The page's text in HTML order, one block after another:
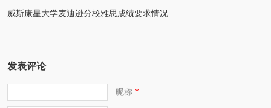
威斯康星大学麦迪逊分校雅思成绩要求情况
发表评论
昵称*